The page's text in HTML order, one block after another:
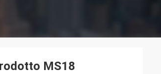
MS18